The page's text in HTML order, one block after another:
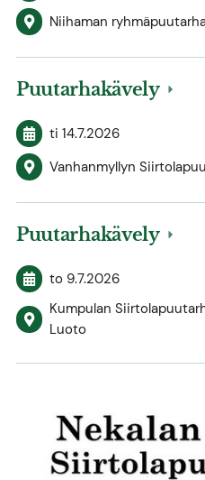
Niihaman
Puutarhakävely
ti 14.7.2026
Vanhanmyllyn
Puutarhakävely
to 9.7.2026
Kumpulan
Luoto